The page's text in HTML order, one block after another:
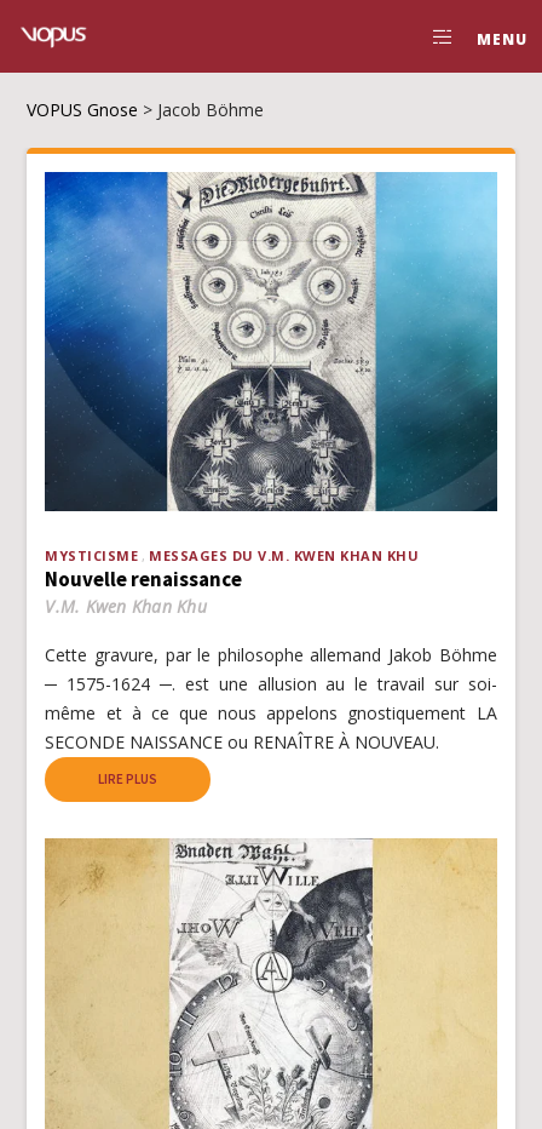
MENU
VOPUS Gnose > Jacob Böhme
MYSTICISME MESSAGES DU V.M. KWEN KHAN KHU
Nouvelle renaissance
V.M. Kwen Khan Khu
Cette gravure, par le philosophe allemand Jakob Böhme
─ 1575-1624 ─. est une allusion au le travail sur soi-
même et à ce que nous appelons gnostiquement LA
SECONDE NAISSANCE ou RENAÎTRE À NOUVEAU.
LIRE PLUS